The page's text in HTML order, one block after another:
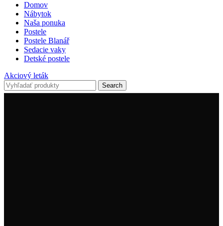
Domov
Nábytok
Naša ponuka
Postele
Postele Blanář
Sedacie vaky
Detské postele
Akciový leták
Search